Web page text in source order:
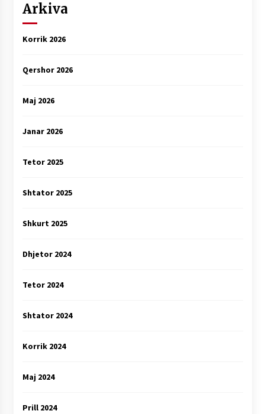
Arkiva
Korrik 2026
Qershor 2026
Maj 2026
Janar 2026
Tetor 2025
Shtator 2025
Shkurt 2025
Dhjetor 2024
Tetor 2024
Shtator 2024
Korrik 2024
Maj 2024
Prill 2024